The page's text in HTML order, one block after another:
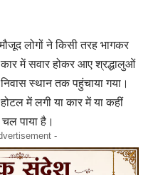
लोगों ने किसी तरह भागकर
में सवार होकर आए श्रद्धालुओं
स्थान तक पहुंचाया गया।
में लगी या कार में या कहीं
पाया है।
-